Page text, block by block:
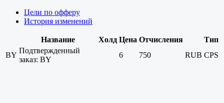
Цели по офферу
История изменений
Название Холд Цена Отчисления
Тип
BY
Подтвержденный
заказ: BY
6 750 RUB CPS